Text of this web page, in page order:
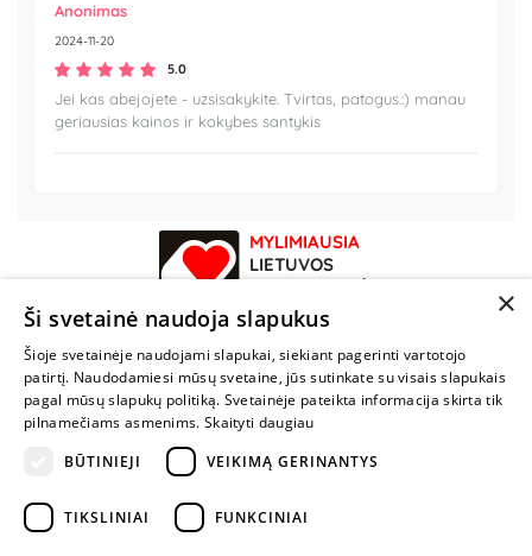
Anonimas
2024-11-20
5.0
Jei kas abejojete - uzsisakykite. Tvirtas, patogus.:) manau
geriausias kainos ir kokybes santykis
MYLIMIAUSIA
LIETUVOS
PARDUOTUVĖ
NENUSTOK
ŽAISTI
+370 600 84088
info@fantazijos.lt
×
Ši svetainė naudoja slapukus
Šioje svetainėje naudojami slapukai, siekiant pagerinti vartotojo
patirtį. Naudodamiesi mūsų svetaine, jūs sutinkate su visais slapukais
pagal mūsų slapukų politiką. Svetainėje pateikta informacija skirta tik
pilnamečiams asmenims. Skaityti daugiau
BŪTINIEJI
VEIKIMĄ GERINANTYS
TIKSLINIAI FUNKCINIAI